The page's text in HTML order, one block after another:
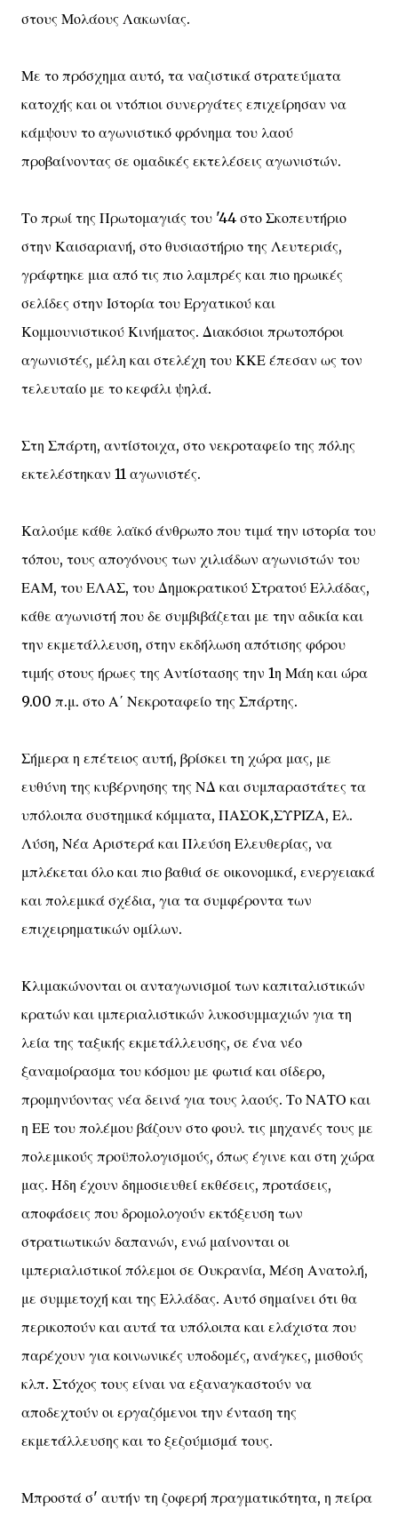
στους Μολάους Λακωνίας.
Με το πρόσχημα αυτό, τα ναζιστικά στρατεύματα
κατοχής και οι ντόπιοι συνεργάτες επιχείρησαν να
κάμψουν το αγωνιστικό φρόνημα του λαού
προβαίνοντας σε ομαδικές εκτελέσεις αγωνιστών.
Το πρωί της Πρωτομαγιάς του '44 στο Σκοπευτήριο
στην Καισαριανή, στο θυσιαστήριο της Λευτεριάς,
γράφτηκε μια από τις πιο λαμπρές και πιο ηρωικές
σελίδες στην Ιστορία του Εργατικού και
Κομμουνιστικού Κινήματος. Διακόσιοι πρωτοπόροι
αγωνιστές, μέλη και στελέχη του ΚΚΕ έπεσαν ως τον
τελευταίο με το κεφάλι ψηλά.
Στη Σπάρτη, αντίστοιχα, στο νεκροταφείο της πόλης
εκτελέστηκαν 11 αγωνιστές.
Καλούμε κάθε λαϊκό άνθρωπο που τιμά την ιστορία του
τόπου, τους απογόνους των χιλιάδων αγωνιστών του
ΕΑΜ, του ΕΛΑΣ, του Δημοκρατικού Στρατού Ελλάδας,
κάθε αγωνιστή που δε συμβιβάζεται με την αδικία και
την εκμετάλλευση, στην εκδήλωση απότισης φόρου
τιμής στους ήρωες της Αντίστασης την 1η Μάη και ώρα
9.00 π.μ. στο Α΄ Νεκροταφείο της Σπάρτης.
Σήμερα η επέτειος αυτή, βρίσκει τη χώρα μας, με
ευθύνη της κυβέρνησης της ΝΔ και συμπαραστάτες τα
υπόλοιπα συστημικά κόμματα, ΠΑΣΟΚ,ΣΥΡΙΖΑ, Ελ.
Λύση, Νέα Αριστερά και Πλεύση Ελευθερίας, να
μπλέκεται όλο και πιο βαθιά σε οικονομικά, ενεργειακά
και πολεμικά σχέδια, για τα συμφέροντα των
επιχειρηματικών ομίλων.
Κλιμακώνονται οι ανταγωνισμοί των καπιταλιστικών
κρατών και ιμπεριαλιστικών λυκοσυμμαχιών για τη
λεία της ταξικής εκμετάλλευσης, σε ένα νέο
ξαναμοίρασμα του κόσμου με φωτιά και σίδερο,
προμηνύοντας νέα δεινά για τους λαούς. Το ΝΑΤΟ και
η ΕΕ του πολέμου βάζουν στο φουλ τις μηχανές τους με
πολεμικούς προϋπολογισμούς, όπως έγινε και στη χώρα
μας. Ήδη έχουν δημοσιευθεί εκθέσεις, προτάσεις,
αποφάσεις που δρομολογούν εκτόξευση των
στρατιωτικών δαπανών, ενώ μαίνονται οι
ιμπεριαλιστικοί πόλεμοι σε Ουκρανία, Μέση Ανατολή,
με συμμετοχή και της Ελλάδας. Αυτό σημαίνει ότι θα
περικοπούν και αυτά τα υπόλοιπα και ελάχιστα που
παρέχουν για κοινωνικές υποδομές, ανάγκες, μισθούς
κλπ. Στόχος τους είναι να εξαναγκαστούν να
αποδεχτούν οι εργαζόμενοι την ένταση της
εκμετάλλευσης και το ξεζούμισμά τους.
Μπροστά σ' αυτήν τη ζοφερή πραγματικότητα, η πείρα